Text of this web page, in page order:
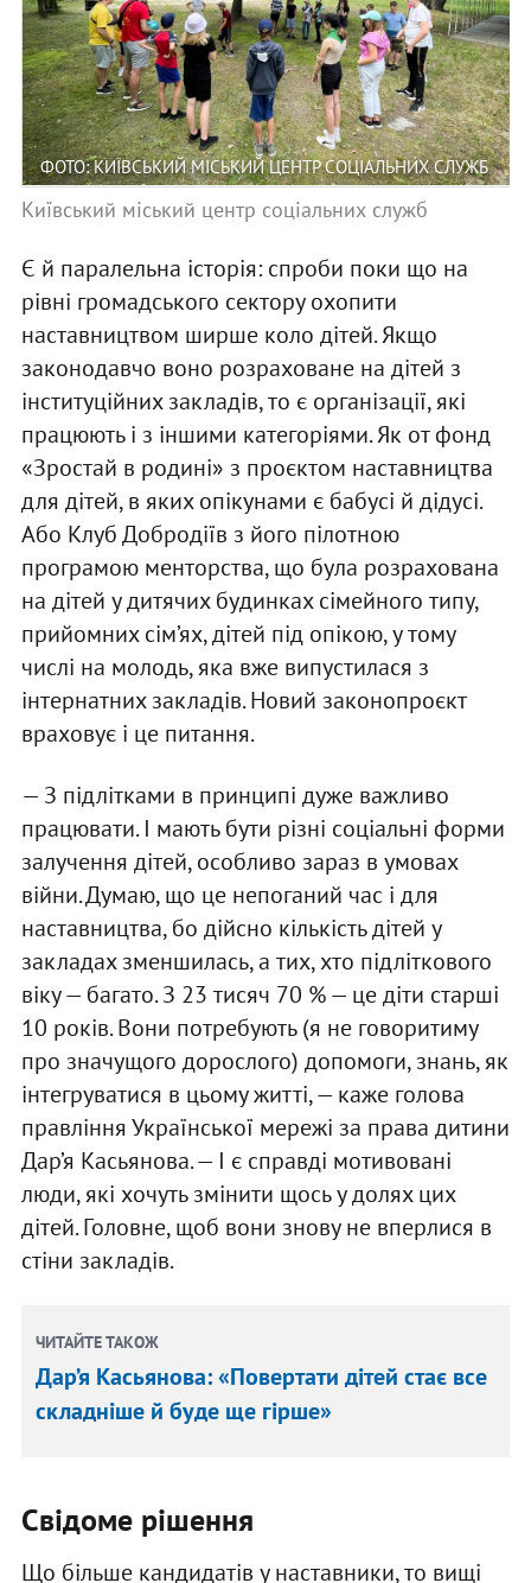
ФОТО: КИЇВСЬКИЙ МІСЬКИЙ ЦЕНТР СОЦІАЛЬНИХ СЛУЖБ
Київський міський центр соціальних служб
Є й паралельна історія: спроби поки що на
рівні громадського сектору охопити
наставництвом ширше коло дітей. Якщо
законодавчо воно розраховане на дітей з
інституційних закладів, то є організації, які
працюють і з іншими категоріями. Як от фонд
«Зростай в родині» з проєктом наставництва
для дітей, в яких опікунами є бабусі й дідусі.
Або Клуб Добродіїв з його пілотною
програмою менторства, що була розрахована
на дітей у дитячих будинках сімейного типу,
прийомних сім’ях, дітей під опікою, у тому
числі на молодь, яка вже випустилася з
інтернатних закладів. Новий законопроєкт
враховує і це питання.
— З підлітками в принципі дуже важливо
працювати. І мають бути різні соціальні форми
залучення дітей, особливо зараз в умовах
війни. Думаю, що це непоганий час і для
наставництва, бо дійсно кількість дітей у
закладах зменшилась, а тих, хто підліткового
віку — багато. З 23 тисяч 70 % — це діти старші
10 років. Вони потребують (я не говоритиму
про значущого дорослого) допомоги, знань, як
інтегруватися в цьому житті, — каже голова
правління Української мережі за права дитини
Дар’я Касьянова. — І є справді мотивовані
люди, які хочуть змінити щось у долях цих
дітей. Головне, щоб вони знову не вперлися в
стіни закладів.
ЧИТАЙТЕ ТАКОЖ
Дар’я Касьянова: «Повертати дітей стає все
складніше й буде ще гірше»
Свідоме рішення
Що більше кандидатів у наставники, то вищі